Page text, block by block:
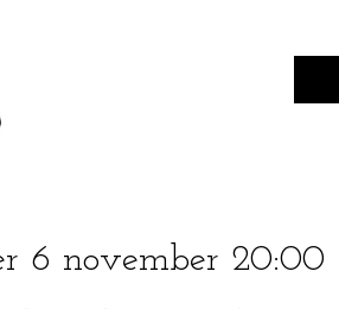
6 november 20:00